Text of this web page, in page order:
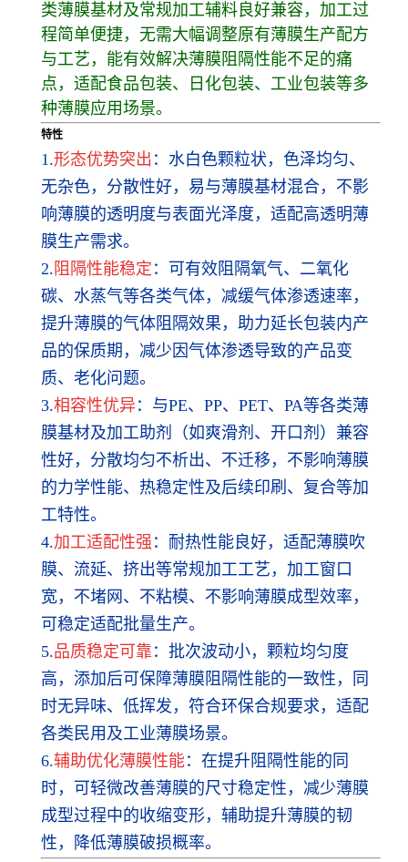
类薄膜基材及常规加工辅料良好兼容，加工过
程简单便捷，无需大幅调整原有薄膜生产配方
与工艺，能有效解决薄膜阻隔性能不足的痛
点，适配食品包装、日化包装、工业包装等多
种薄膜应用场景。
特性
1.形态优势突出 ：水白色颗粒状，色泽均匀、
无杂色，分散性好，易与薄膜基材混合，不影
响薄膜的透明度与表面光泽度，适配高透明薄
膜生产需求。
2. 阻隔性能稳定 ：可有效阻隔氧气、二氧化
碳、水蒸气等各类气体，减缓气体渗透速率，
提升薄膜的气体阻隔效果，助力延长包装内产
品的保质期，减少因气体渗透导致的产品变
质、老化问题。
3.相容性优异 ：与PE、PP、PET、PA等各类薄
膜基材及加工助剂（如爽滑剂、开口剂）兼容
性好，分散均匀不析出、不迁移，不影响薄膜
的力学性能、热稳定性及后续印刷、复合等加
工特性。
4.加工适配性强 ：耐热性能良好，适配薄膜吹
膜、流延、挤出等常规加工工艺，加工窗口
宽，不堵网、不粘模、不影响薄膜成型效率，
可稳定适配批量生产。
5.品质稳定可靠 ：批次波动小，颗粒均匀度
高，添加后可保障薄膜阻隔性能的一致性，同
时无异味、低挥发，符合环保合规要求，适配
各类民用及工业薄膜场景。
6.辅助优化薄膜性能：在提升阻隔性能的同
时，可轻微改善薄膜的尺寸稳定性，减少薄膜
成型过程中的收缩变形，辅助提升薄膜的韧
性，降低薄膜破损概率。